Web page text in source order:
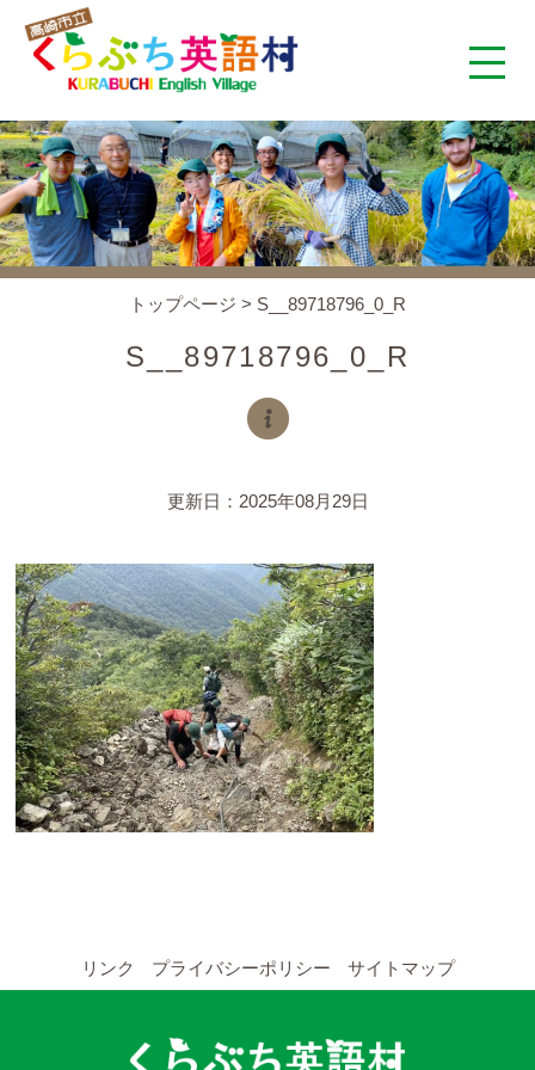
くらぶち英語村とは
コンセプト
アクセス
留学の申し込み
通年コース
週末コース
短期コース
週末コース
短期コース
トップページ > S__89718796_0_R
S__89718796_0_R
更新日：2025年08月29日
リンク プライバシーポリシー サイトマップ